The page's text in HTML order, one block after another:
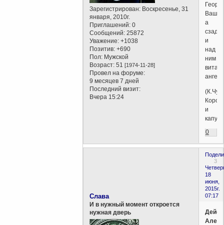
Зарегистрирован: Воскресенье, 31
января, 2010г.
Приглашений: 0
Сообщений: 25872
Уважение: +1038
Позитив: +690
Пол: Мужской
Возраст: 51[1974-11-28]
Провел на форуме:
9 месяцев 7 дней
Последний визит:
Вчера 15:24
Георг
а
сзади
и
над
ним
и
0
3
18
июня,
2015г.
07:17
Слава
И в нужный момент откроется
нужная дверь